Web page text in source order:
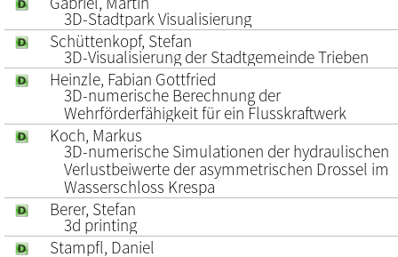
3D-Stadtpark Visualisierung
Schüttenkopf, Stefan
3D-Visualisierung der Stadtgemeinde Trieben
Heinzle, Fabian Gottfried
3D-numerische Berechnung der
Wehrförderfähigkeit für ein Flusskraftwerk
Koch, Markus
3D-numerische Simulationen der hydraulischen
Verlustbeiwerte der asymmetrischen Drossel im
Wasserschloss Krespa
Berer, Stefan
3d printing
Stampfl, Daniel